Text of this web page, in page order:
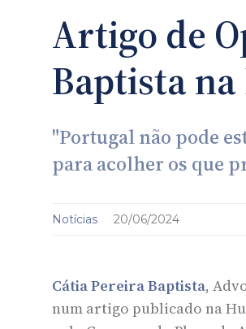
Artigo de
Baptista
"Portugal não pode
para acolher os que
Notícias 20/06/2024
Cátia Pereira Baptista,
num artigo publicado na